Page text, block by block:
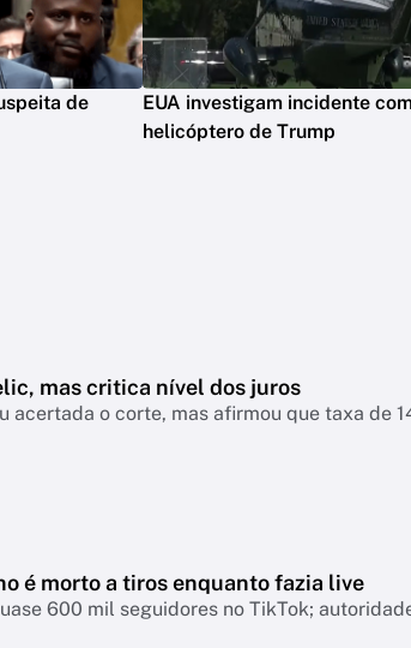
de
EUA investigam incidente
helicóptero de Trump
mas critica nível dos juros
mas afirmou que taxa de 14% continua pressionando empresas,
é morto a tiros enquanto fazia live
600 mil seguidores no TikTok;